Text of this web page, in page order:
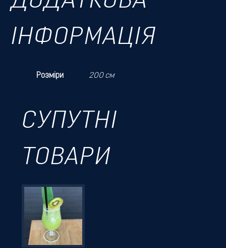
ІНФОРМАЦІЯ
Розміри 200 см
СУПУТНІ
ТОВАРИ